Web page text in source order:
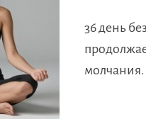
36 день